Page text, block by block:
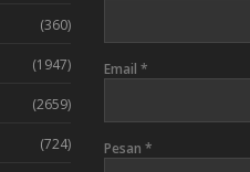
(360)
(1947)
(2659)
(724)
Email *
Pesan *